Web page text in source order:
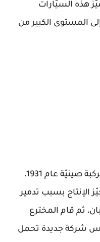
هذه السيّارات
المستوى الكبير من
قام دانييل إف مايرز بإنتاج أوّل مركبة صينيّة عام 1931،
الإنتاج بسبب تدمير
ثم قام المخترع
شركة جديدة تحمل